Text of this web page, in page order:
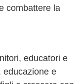
combattere la
educatori e
educazione e